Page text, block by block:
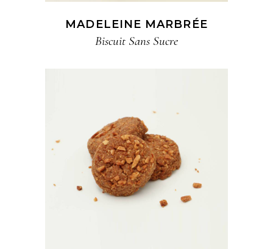
MADELEINE MARBRÉE
Biscuit​ Sans Sucre